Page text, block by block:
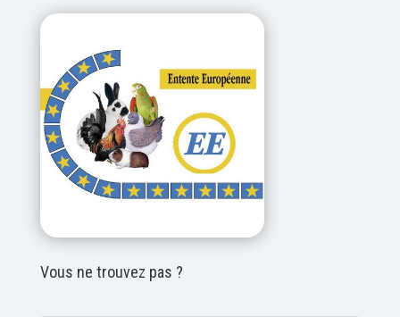
Vous ne trouvez pas ?